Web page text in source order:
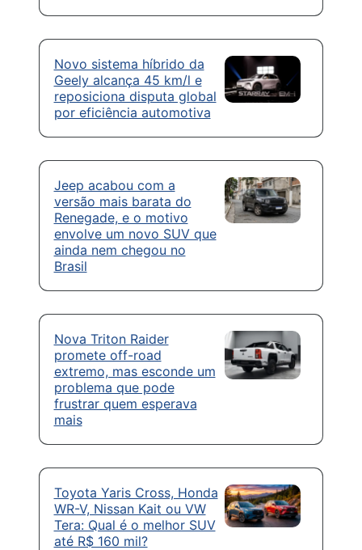
Novo sistema híbrido da
Geely alcança 45 km/l e
reposiciona disputa global
por eficiência automotiva
Jeep acabou com a
versão mais barata do
Renegade, e o motivo
envolve um novo SUV que
ainda nem chegou no
Brasil
Nova Triton Raider
promete off-road
extremo, mas esconde um
problema que pode
frustrar quem esperava
mais
Toyota Yaris Cross, Honda
WR-V, Nissan Kait ou VW
Tera: Qual é o melhor SUV
até R$ 160 mil?